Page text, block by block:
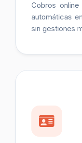
Cobros
automáticas
sin gestiones